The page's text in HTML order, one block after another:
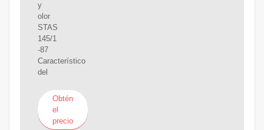
y
olor
STAS
145/1
-87
Característico
del
Obtén
el
precio